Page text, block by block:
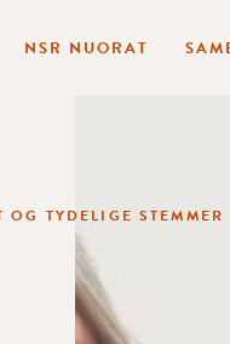
NSR NUORAT
OG TYDELIGE STEMMER